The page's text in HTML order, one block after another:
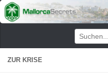
Zum Inhalt springen
ZUR KRISE